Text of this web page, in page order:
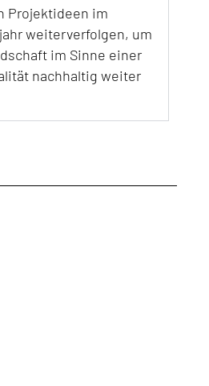
Projektideen im
weiterverfolgen, um
im Sinne einer
nachhaltig weiter